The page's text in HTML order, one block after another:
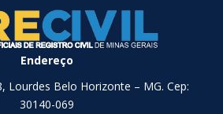
Endereço
Lourdes Belo Horizonte – MG. Cep:
30140-069